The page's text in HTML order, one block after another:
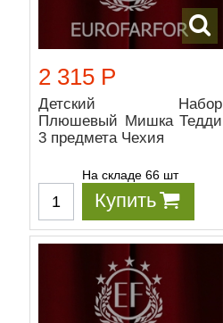
2 315 Р
Детский Набор
Плюшевый Мишка Тедди
3 предмета Чехия
На складе 66 шт
Купить